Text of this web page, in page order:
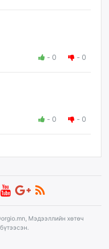
- 0 - 0
- 0 - 0
Мэдээллийн хөтөч
бүтээсэн.